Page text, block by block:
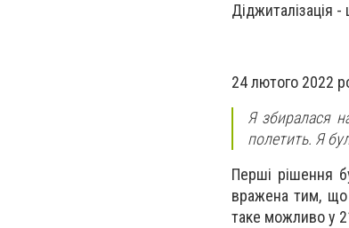
Діджиталізація
24 лютого 2022
Я збиралася
полетить. Я
Перші рішення
вражена тим, що
таке можливо у